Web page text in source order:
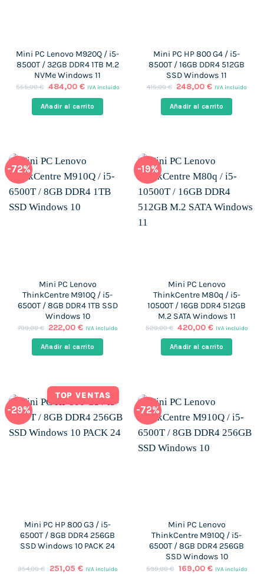
Mini PC Lenovo M920Q / i5-
8500T / 32GB DDR4 1TB M.2
NVMe Windows 11
555,00€ El
original
era:
484,00 €El
actual
es:
IVA incluido
Añadir al carrito
Mini PC HP 800 G4 / i5-
8500T / 16GB DDR4 512GB
SSD Windows 11
415,00€ El
original
era:
248,00€El
actual
es:
IVA incluido
Añadir al carrito
-72%
Mini PC Lenovo
ThinkCentre M910Q / i5-
6500T / 8GB DDR4 1TB SSD
Windows 10
799,00€ El
original
era:
222,00€El
actual
es:
IVA incluido
Añadir al carrito
-19%
Mini PC Lenovo
ThinkCentre M80q / i5-
10500T / 16GB DDR4 512GB
M.2 SATA Windows 11
520,00€ El
original
era:
420,00€El
actual
es:
IVA incluido
Añadir al carrito
-29%
TOP VENTAS
Mini PC HP 800 G3 / i5-
6500T / 8GB DDR4 256GB
SSD Windows 10 PACK 24
354,00€
El
251,05 €ElIVA incluido
-72%
Mini PC Lenovo
ThinkCentre M910Q / i5-
6500T / 8GB DDR4 256GB
SSD Windows 10
599,00€ El
169,00 €ElIVA incluido